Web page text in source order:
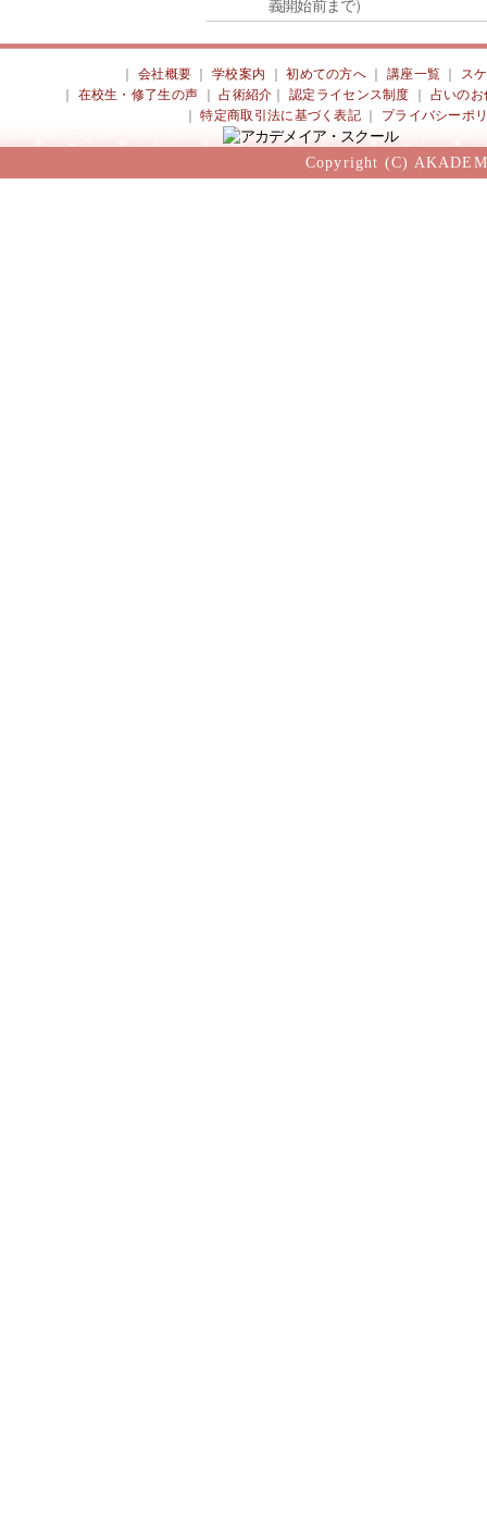
義開始前まで）
会社概要 ｜学校案内 ｜初めての方へ 講座一覧
ス
在校生・修了生の声 ｜占術紹介 ｜認定ライセンス制度
占いのお
｜特定商取引法に基づく表記 プライバシーポ
Copyright (C)